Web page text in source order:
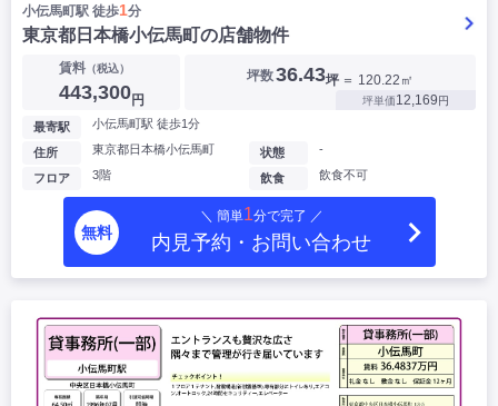
小伝馬町駅 徒歩1分
東京都日本橋小伝馬町の店舗物件
賃料（税込）
443,300円
坪数36.43坪 ＝ 120.22㎡
坪単価12,169円
最寄駅 小伝馬町駅 徒歩1分
住所 東京都日本橋小伝馬町
フロア 3階
状態 -
飲食 飲食不可
無料
＼ 簡単1分で完了 ／
内見予約・お問い合わせ